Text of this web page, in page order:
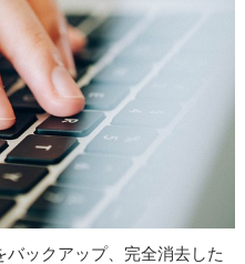
バックアップ、完全消去した